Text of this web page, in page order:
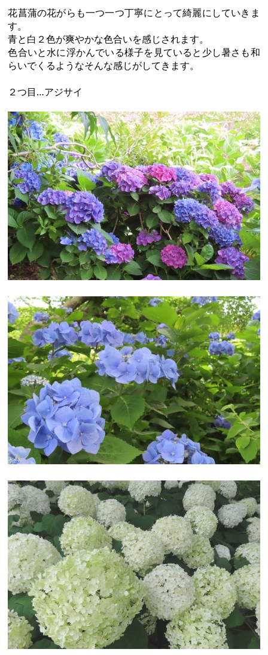
花菖蒲の花がらも一つ一つ丁寧にとって綺麗にしていきま
す。
青と白２色が爽やかな色合いを感じされます。
色合いと水に浮かんでいる様子を見ていると少し暑さも和
らいでくるようなそんな感じがしてきます。
２つ目…アジサイ